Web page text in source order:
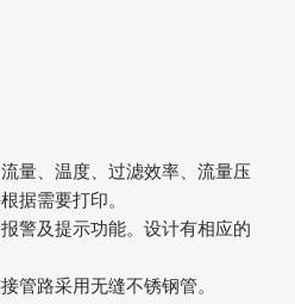
量、温度、过滤效率、流量压
据需要打印。
警及提示功能。设计有相应的
路采用无缝不锈钢管。